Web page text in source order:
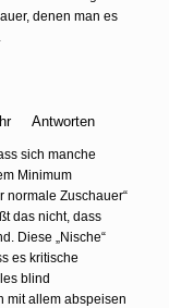
denen man es
Antworten
sich manche
Minimum
normale Zuschauer“
das nicht, dass
Diese „Nische“
es kritische
blind
mit allem abspeisen